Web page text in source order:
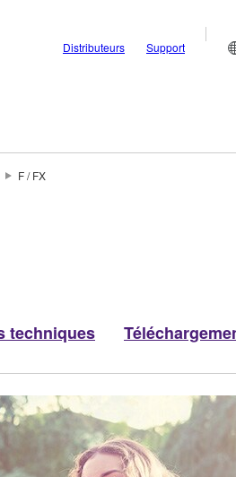
Distributeurs Support
F / FX
techniques